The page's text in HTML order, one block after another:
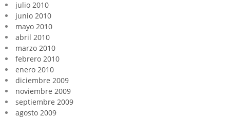
julio 2010
junio 2010
mayo 2010
abril 2010
marzo 2010
febrero 2010
enero 2010
diciembre 2009
noviembre 2009
septiembre 2009
agosto 2009